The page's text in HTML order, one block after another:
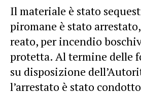
Il materiale è stato
piromane è stato
reato, per incendio
protetta. Al termine delle
su disposizione
l’arrestato è stato